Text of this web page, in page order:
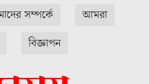
সম্পর্কে
আমরা
বিজ্ঞাপন